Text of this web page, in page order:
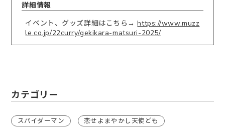
詳細情報
イベント、グッズ詳細はこちら→https://www.muzz
le.co.jp/22curry/gekikara-matsuri-2025/
カテゴリー
スパイダーマン 恋せよまやかし天使ども